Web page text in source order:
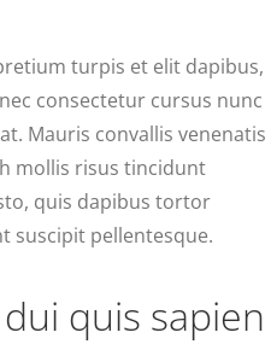
turpis et elit dapibus,
consectetur cursus nunc
Mauris convallis venenatis
mollis risus tincidunt
quis dapibus tortor
suscipit pellentesque.
quis sapien